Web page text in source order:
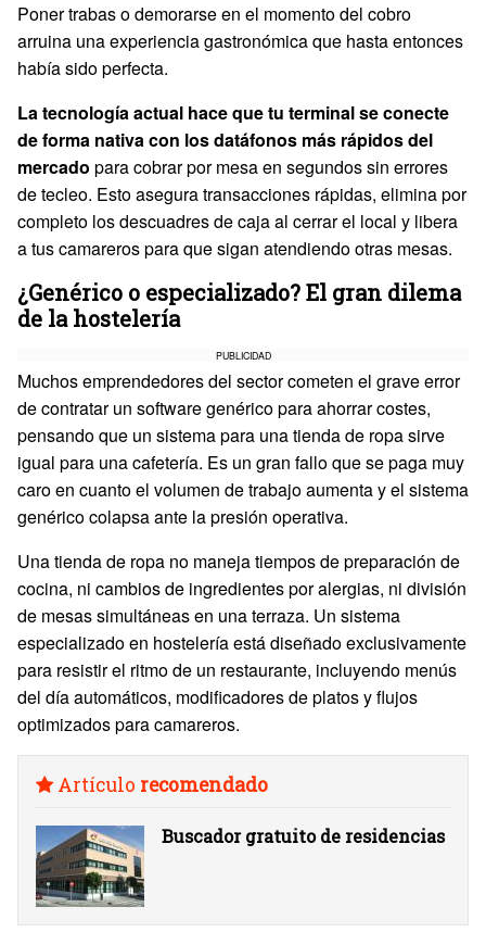
Poner trabas o demorarse en el momento del cobro
arruina una experiencia gastronómica que hasta entonces
había sido perfecta.
La tecnología actual hace que tu terminal se conecte
de forma nativa con los datáfonos más rápidos del
mercado para cobrar por mesa en segundos sin errores
de tecleo. Esto asegura transacciones rápidas, elimina por
completo los descuadres de caja al cerrar el local y libera
a tus camareros para que sigan atendiendo otras mesas.
¿Genérico o especializado? El gran dilema
de la hostelería
PUBLICIDAD
Muchos emprendedores del sector cometen el grave error
de contratar un software genérico para ahorrar costes,
pensando que un sistema para una tienda de ropa sirve
igual para una cafetería. Es un gran fallo que se paga muy
caro en cuanto el volumen de trabajo aumenta y el sistema
genérico colapsa ante la presión operativa.
Una tienda de ropa no maneja tiempos de preparación de
cocina, ni cambios de ingredientes por alergias, ni división
de mesas simultáneas en una terraza. Un sistema
especializado en hostelería está diseñado exclusivamente
para resistir el ritmo de un restaurante, incluyendo menús
del día automáticos, modificadores de platos y flujos
optimizados para camareros.
Artículo recomendado
Buscador gratuito de residencias